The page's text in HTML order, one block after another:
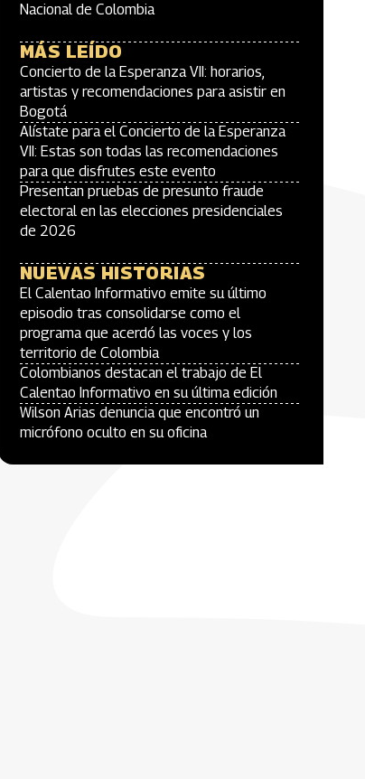
Nacional de Colombia
MÁS LEÍDO
Concierto de la Esperanza VII: horarios,
artistas y recomendaciones para asistir en
Bogotá
Alístate para el Concierto de la Esperanza
VII: Estas son todas las recomendaciones
para que disfrutes este evento
Presentan pruebas de presunto fraude
electoral en las elecciones presidenciales
de 2026
NUEVAS HISTORIAS
El Calentao Informativo emite su último
episodio tras consolidarse como el
programa que acerdó las voces y los
territorio de Colombia
Colombianos destacan el trabajo de El
Calentao Informativo en su última edición
Wilson Arias denuncia que encontró un
micrófono oculto en su oficina